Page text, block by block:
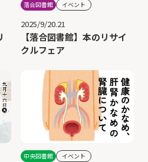
落合図書館 イベント
2025/9/20.21
【落合図書館】本のリサイ
クルフェア
中央図書館 イベント